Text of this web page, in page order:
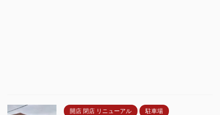
開店 閉店 リニューアル 駐車場